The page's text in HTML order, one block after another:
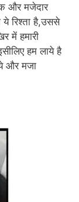
और मजेदार
ये रिश्ता है,उससे
में हमारी
हम लाये है
और मजा